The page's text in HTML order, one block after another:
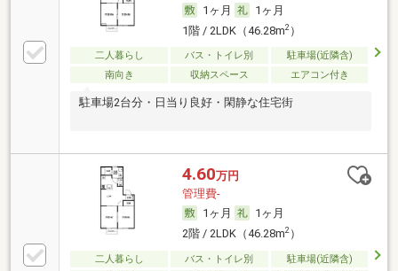
1ヶ月
1ヶ月
1階 / 2LDK（46.28m2）
二人暮らし バス・トイレ別
駐車場(近隣含)
南向き
収納スペース エアコン付き
駐車場2台分・日当り良好・閑静な住宅街
4.60万円
管理費-
1ヶ月
1ヶ月
2階 / 2LDK（46.28m2）
二人暮らし バス・トイレ別
駐車場(近隣含)